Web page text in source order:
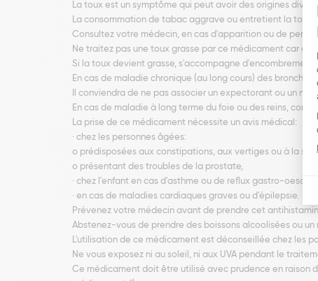
La toux est un symptôme qui peut avoir des origines
La consommation de tabac aggrave ou entretient la toux.
Consultez votre médecin, en cas d'apparition ou de
Ne traitez pas une toux grasse par ce médicament car
Si la toux devient grasse, s'accompagne
En cas de maladie chronique (au long cours) des
Il conviendra de ne pas associer un expectorant ou un
En cas de maladie à long terme du foie ou des reins,
La prise de ce médicament nécessite un avis médical:
· chez les personnes âgées:
o prédisposées aux constipations, aux vertiges ou à la
o présentant des troubles de la prostate,
· chez l'enfant en cas d'asthme ou de reflux gastro-
· en cas de maladies cardiaques graves ou d'épilepsie.
Prévenez votre médecin avant de prendre cet
Abstenez-vous de prendre des boissons alcoolisées ou
L'utilisation de ce médicament est déconseillée chez les
Ne vous exposez ni au soleil, ni aux UVA pendant le
Ce médicament doit être utilisé avec prudence en raison